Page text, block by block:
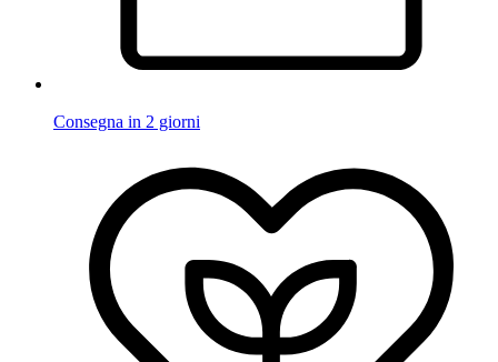
Consegna in 2 giorni